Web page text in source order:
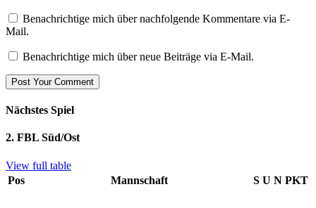
Benachrichtige mich über nachfolgende Kommentare via E-
Mail.
Benachrichtige mich über neue Beiträge via E-Mail.
Nächstes Spiel
2. FBL Süd/Ost
View full table
Pos
Mannschaft S U N PKT